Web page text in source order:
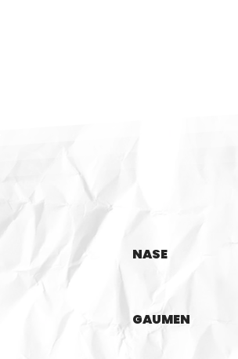
NASE
GAUMEN